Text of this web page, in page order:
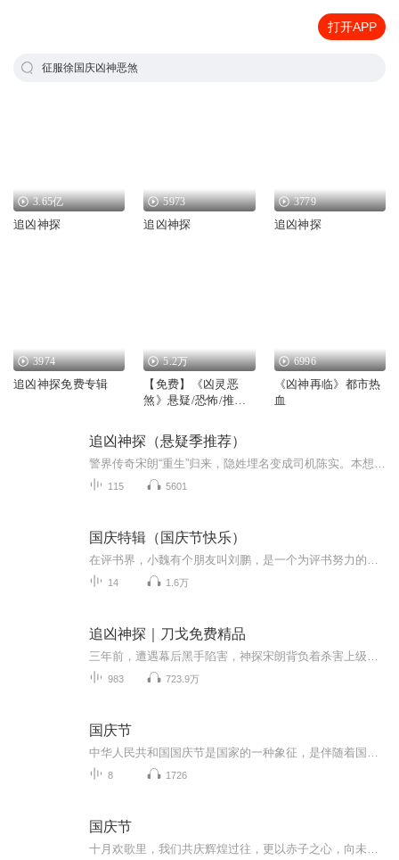
打开APP
征服徐国庆凶神恶煞
3.65亿
追凶神探
5973
追凶神探
3779
追凶神探
3974
追凶神探免费专辑
5.2万
【免费】《凶灵恶
煞》悬疑/恐怖/推理/
6996
《凶神再临》都市热
血
追凶神探（悬疑季推荐）
115 5601
国庆特辑（国庆节快乐）
14 1.6万
追凶神探｜刀戈免费精品
983 723.9万
国庆节
8 1726
国庆节